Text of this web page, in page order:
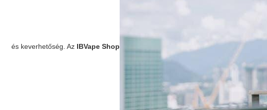
és keverhetőség. Az IBVape Shop